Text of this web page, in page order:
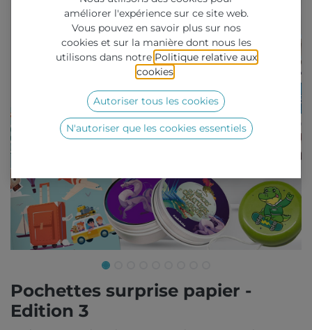
Pochettes surprise papier -
Edition 3
améliorer l'expérience sur ce site web.
Vous pouvez en savoir plus sur nos
cookies et sur la manière dont nous les
utilisons dans notre Politique relative aux
cookies
Autoriser tous les cookies
N'autoriser que les cookies essentiels